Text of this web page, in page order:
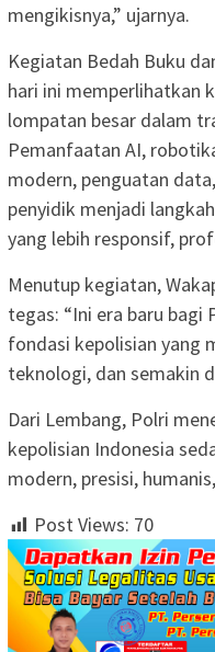
mengikisnya,” ujarnya.
Kegiatan Bedah Buku
hari ini memperlihatkan
lompatan besar dalam
Pemanfaatan AI,
modern, penguatan
penyidik menjadi
yang lebih responsif,
Menutup kegiatan,
tegas: “Ini era baru bagi
fondasi kepolisian yang
teknologi, dan semakin
Dari Lembang, Polri
kepolisian Indonesia
modern, presisi,
Post Views: 70